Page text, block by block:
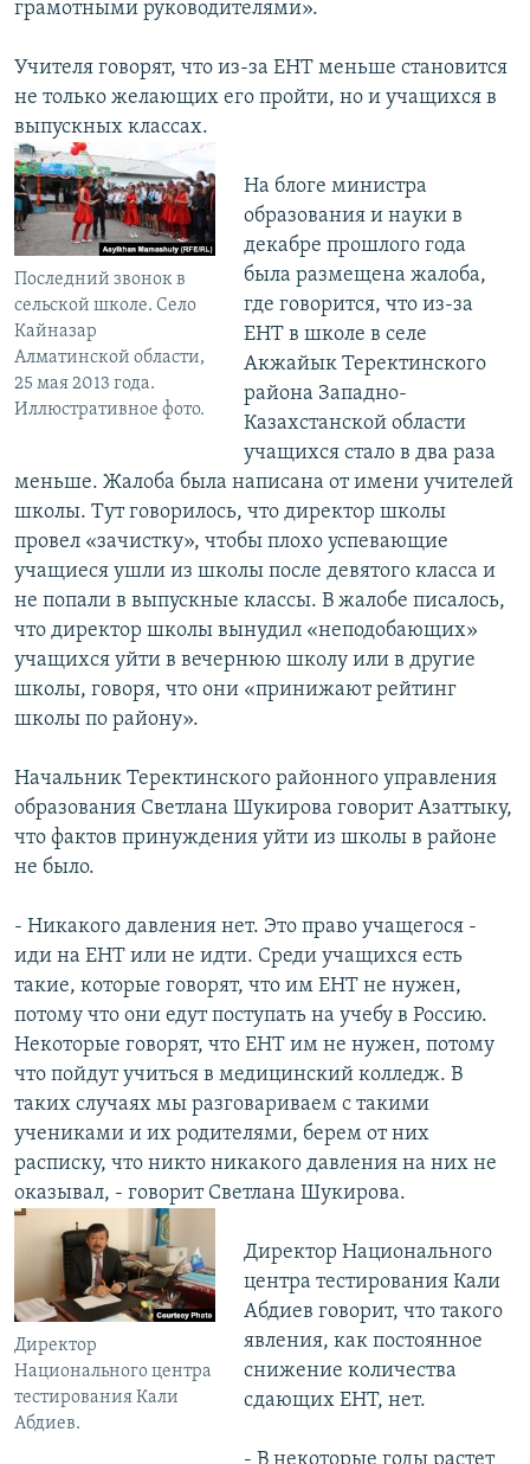
грамотными руководителями».
Учителя говорят, что из-за ЕНТ меньше становится
не только желающих его пройти, но и учащихся в
выпускных классах.
Последний звонок в
сельской школе. Село
Кайназар
Алматинской области,
25 мая 2013 года.
Иллюстративное фото.
На блоге министра
образования и науки в
декабре прошлого года
была размещена жалоба,
где говорится, что из-за
ЕНТ в школе в селе
Акжайык Теректинского
района Западно-
Казахстанской области
учащихся стало в два раза
меньше. Жалоба была написана от имени учителей
школы. Тут говорилось, что директор школы
провел «зачистку», чтобы плохо успевающие
учащиеся ушли из школы после девятого класса и
не попали в выпускные классы. В жалобе писалось,
что директор школы вынудил «неподобающих»
учащихся уйти в вечернюю школу или в другие
школы, говоря, что они «принижают рейтинг
школы по району».
Начальник Теректинского районного управления
образования Светлана Шукирова говорит Азаттыку,
что фактов принуждения уйти из школы в районе
не было.
- Никакого давления нет. Это право учащегося -
иди на ЕНТ или не идти. Среди учащихся есть
такие, которые говорят, что им ЕНТ не нужен,
потому что они едут поступать на учебу в Россию.
Некоторые говорят, что ЕНТ им не нужен, потому
что пойдут учиться в медицинский колледж. В
таких случаях мы разговариваем с такими
учениками и их родителями, берем от них
расписку, что никто никакого давления на них не
оказывал, - говорит Светлана Шукирова.
Директор
Национального центра
тестирования Кали
Абдиев.
Директор Национального
центра тестирования Кали
Абдиев говорит, что такого
явления, как постоянное
снижение количества
сдающих ЕНТ, нет.